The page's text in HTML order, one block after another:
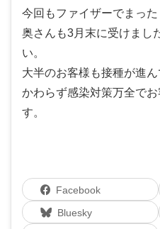
今回もファイザーでまった
奥さんも3月末に受けまし
い。
大半のお客様も接種が進ん
かわらず感染対策万全で
す。
Facebook
Bluesky